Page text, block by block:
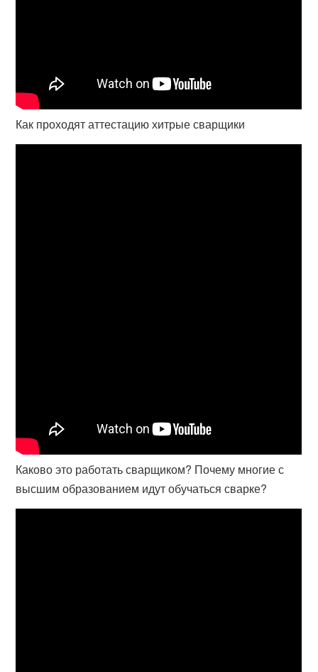
Как проходят аттестацию хитрые сварщики
Каково это работать сварщиком? Почему многие с
высшим образованием идут обучаться сварке?